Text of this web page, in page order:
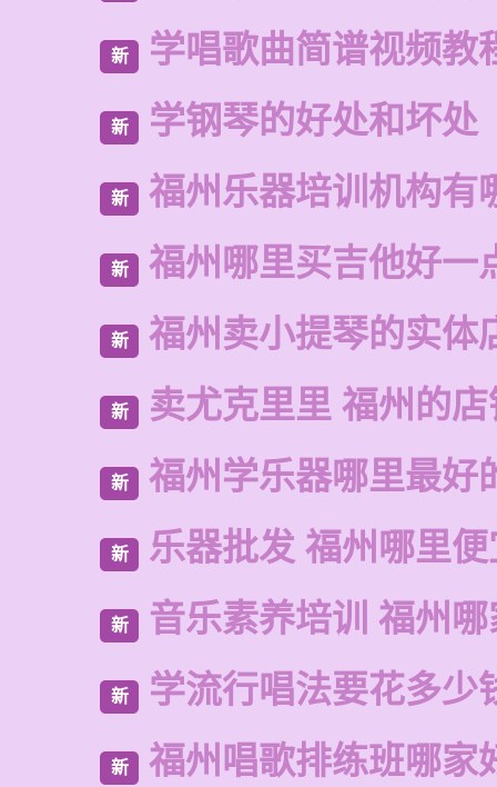
新 学唱歌曲简谱视频教
新 学钢琴的好处和坏处
新 福州乐器培训机构有
新 福州哪里买吉他好一
新 福州卖小提琴的实体
新 卖尤克里里 福州的店
新 福州学乐器哪里最好
新 乐器批发 福州哪里
新 音乐素养培训 福州
新 学流行唱法要花多少
新 福州唱歌排练班哪家